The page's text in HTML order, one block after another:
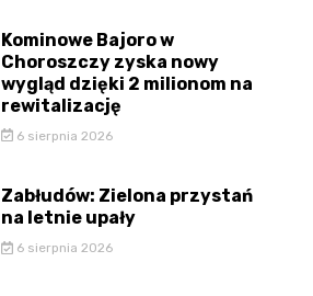
Kominowe Bajoro w
Choroszczy zyska nowy
wygląd dzięki 2 milionom na
rewitalizację
6 sierpnia 2026
Zabłudów: Zielona przystań
na letnie upały
6 sierpnia 2026